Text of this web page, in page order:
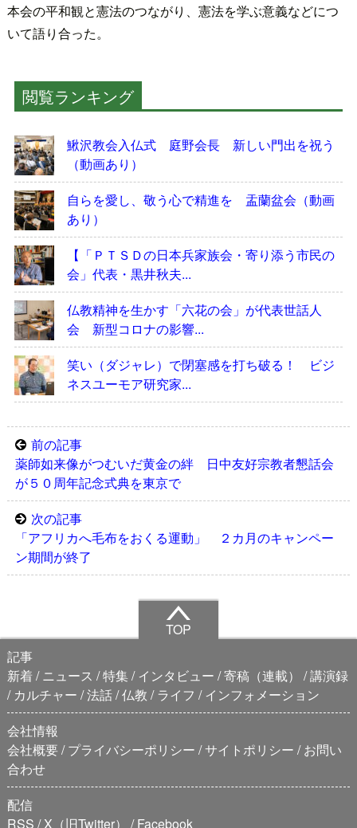
本会の平和観と憲法のつながり、憲法を学ぶ意義などにつ
いて語り合った。
閲覧ランキング
鰍沢教会入仏式 庭野会長 新しい門出を祝う
（動画あり）
自らを愛し、敬う心で精進を 盂蘭盆会（動画
あり）
【「ＰＴＳＤの日本兵家族会・寄り添う市民の
会」代表・黒井秋夫...
仏教精神を生かす「六花の会」が代表世話人
会 新型コロナの影響...
笑い（ダジャレ）で閉塞感を打ち破る！ ビジ
ネスユーモア研究家...
前の記事
薬師如来像がつむいだ黄金の絆 日中友好宗教者懇話会
が５０周年記念式典を東京で
次の記事
「アフリカへ毛布をおくる運動」 ２カ月のキャンペー
ン期間が終了
TOP
記事
新着
ニュース 特集 インタビュー 寄稿（連載）
講演録
カルチャー 法話 仏教 ライフ
インフォメーション
会社情報
会社概要 プライバシーポリシー サイトポリシー
お問い
合わせ
配信
RSS
X（旧Twitter） Facebook